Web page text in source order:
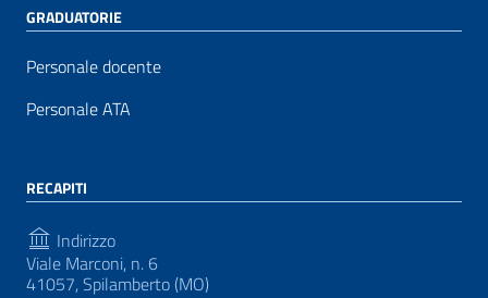
GRADUATORIE
Personale docente
Personale ATA
RECAPITI
Indirizzo
Viale Marconi, n. 6
41057, Spilamberto (MO)